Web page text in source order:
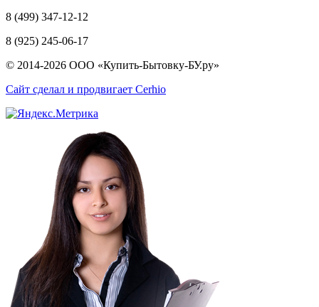
8 (499) 347-12-12
8 (925) 245-06-17
© 2014-2026 ООО «Купить-Бытовку-БУ.ру»
Сайт сделал и продвигает Cerhio